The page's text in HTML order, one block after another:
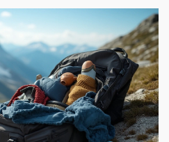
ponožky. Investujte do těch, které
- vaše nohy se vám za to